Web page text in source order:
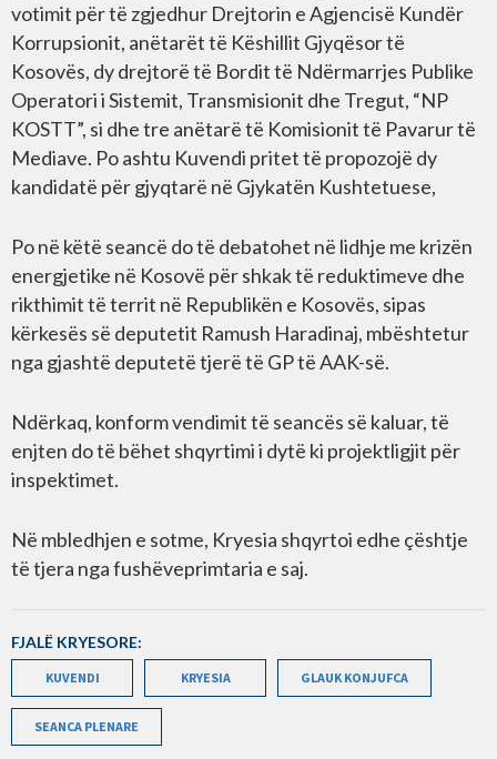
votimit për të zgjedhur Drejtorin e Agjencisë Kundër
Korrupsionit, anëtarët të Këshillit Gjyqësor të
Kosovës, dy drejtorë të Bordit të Ndërmarrjes Publike
Operatori i Sistemit, Transmisionit dhe Tregut, “NP
KOSTT”, si dhe tre anëtarë të Komisionit të Pavarur të
Mediave. Po ashtu Kuvendi pritet të propozojë dy
kandidatë për gjyqtarë në Gjykatën Kushtetuese,
Po në këtë seancë do të debatohet në lidhje me krizën
energjetike në Kosovë për shkak të reduktimeve dhe
rikthimit të territ në Republikën e Kosovës, sipas
kërkesës së deputetit Ramush Haradinaj, mbështetur
nga gjashtë deputetë tjerë të GP të AAK-së.
Ndërkaq, konform vendimit të seancës së kaluar, të
enjten do të bëhet shqyrtimi i dytë ki projektligjit për
inspektimet.
Në mbledhjen e sotme, Kryesia shqyrtoi edhe çështje
të tjera nga fushëveprimtaria e saj.
FJALË KRYESORE:
KUVENDI KRYESIA GLAUK KONJUFCA
SEANCA PLENARE